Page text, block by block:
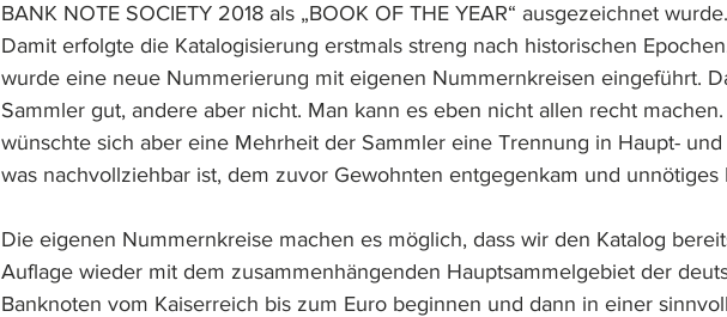
BANK NOTE SOCIETY 2018 als „BOOK OF THE YEAR“ ausgezeichnet wurde.
Damit erfolgte die Katalogisierung erstmals streng nach historischen
wurde eine neue Nummerierung mit eigenen Nummernkreisen eingeführt.
Sammler gut, andere aber nicht. Man kann es eben nicht allen recht
wünschte sich aber eine Mehrheit der Sammler eine Trennung in Haupt-
was nachvollziehbar ist, dem zuvor Gewohnten entgegenkam und unnötiges
Die eigenen Nummernkreise machen es möglich, dass wir den Katalog
Auflage wieder mit dem zusammenhängenden Hauptsammelgebiet der
Banknoten vom Kaiserreich bis zum Euro beginnen und dann in einer